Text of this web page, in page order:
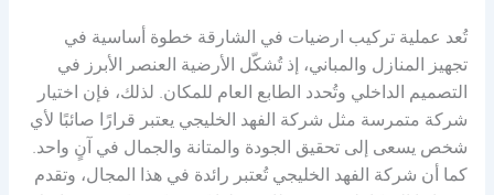
تُعد عملية تركيب ارضيات في الشارقة خطوة أساسية في
تجهيز المنازل والمباني، إذ تُشكّل الأرضية العنصر الأبرز في
التصميم الداخلي وتُحدد الطابع العام للمكان. لذلك، فإن اختيار
شركة متمرسة مثل شركة الفهد الخليجي يعتبر قرارًا صائبًا لأي
شخص يسعى إلى تحقيق الجودة والمتانة والجمال في آنٍ واحد.
كما أن شركة الفهد الخليجي تُعتبر رائدة في هذا المجال، وتقدم